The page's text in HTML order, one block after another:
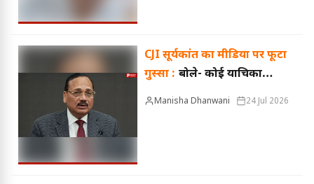
CJI सूर्यकांत का मीडिया पर फूटा
गुस्सा : बोले- कोई याचिका
दाखिल ही नहीं हुई, फिर सुनवाई
Manisha Dhanwani 24 Jul 2026